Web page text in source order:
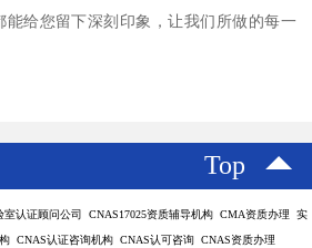
能给您留下深刻印象，让我们所做的每一
Top
认证顾问公司 CNAS17025资质辅导机构 CMA资质办理 实
CNAS认证咨询机构 CNAS认可咨询 CNAS资质办理